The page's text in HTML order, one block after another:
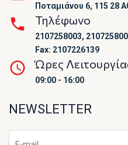
Ποταμιάνου 6, 115 28
Τηλέφωνο
2107258003,
Fax: 2107226139
Ώρες
09:00 - 16:00
NEWSLETTER